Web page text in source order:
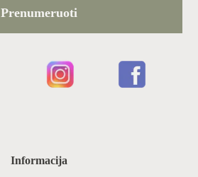
Informacija
Prenumeruoti